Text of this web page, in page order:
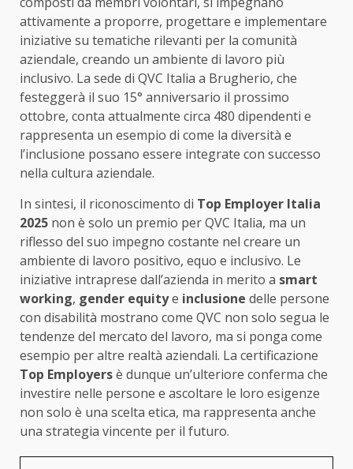
attivamente a proporre, progettare e implementare
iniziative su tematiche rilevanti per la comunità
aziendale, creando un ambiente di lavoro più
inclusivo. La sede di QVC Italia a Brugherio, che
festeggerà il suo 15° anniversario il prossimo
ottobre, conta attualmente circa 480 dipendenti e
rappresenta un esempio di come la diversità e
l’inclusione possano essere integrate con successo
nella cultura aziendale.
In sintesi, il riconoscimento di Top Employer Italia
2025 non è solo un premio per QVC Italia, ma un
riflesso del suo impegno costante nel creare un
ambiente di lavoro positivo, equo e inclusivo. Le
iniziative intraprese dall’azienda in merito a smart
working, gender equitye inclusione delle persone
con disabilità mostrano come QVC non solo segua le
tendenze del mercato del lavoro, ma si ponga come
esempio per altre realtà aziendali. La certificazione
Top Employersè dunque un’ulteriore conferma che
investire nelle persone e ascoltare le loro esigenze
non solo è una scelta etica, ma rappresenta anche
una strategia vincente per il futuro.